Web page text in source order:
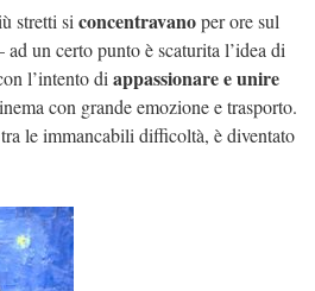
stretti si concentravanoper ore sul
un certo punto è scaturita l’idea di
l’intento di appassionare e unire
con grande emozione e trasporto.
le immancabili difficoltà, è diventato